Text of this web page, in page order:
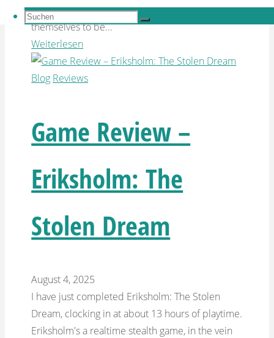
Suchen
nach:
Suchen
rise and the prominent personalities revealing
themselves to be...
Weiterlesen
Blog Reviews
Game Review –
Eriksholm: The
Stolen Dream
August 4, 2025
I have just completed Eriksholm: The Stolen
Dream, clocking in at about 13 hours of playtime.
Eriksholm's a realtime stealth game, in the vein